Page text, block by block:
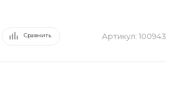
Сравнить Артикул: 100943